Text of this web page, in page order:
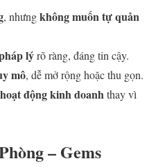
, nhưngkhông muốn tự quản
lýrõ ràng, đáng tin cậy.
mô, dễ mở rộng hoặc thu gọn.
động kinh doanhthay vì
– Gems